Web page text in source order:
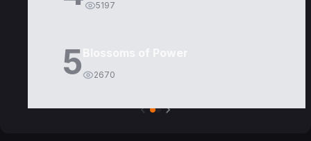
5197
5 2670